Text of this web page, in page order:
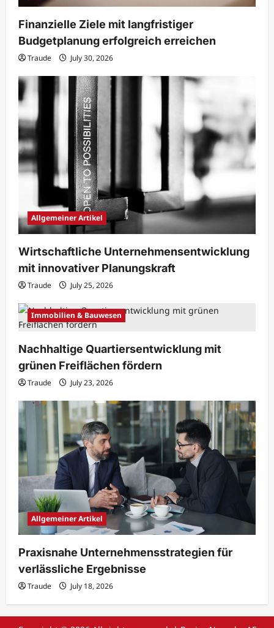
Finanzielle Ziele mit langfristiger
Budgetplanung erfolgreich erreichen
Traude July 30, 2026
Allgemeiner Artikel
Wirtschaftliche Unternehmensentwicklung
mit innovativer Planungskraft
Traude July 25, 2026
Immobilien & Bauwesen
Nachhaltige Quartiersentwicklung mit
grünen Freiflächen fördern
Traude July 23, 2026
Allgemeiner Artikel
Praxisnahe Unternehmensstrategien für
verlässliche Ergebnisse
Traude July 18, 2026